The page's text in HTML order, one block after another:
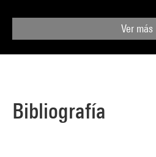
Ver más
Bibliografía